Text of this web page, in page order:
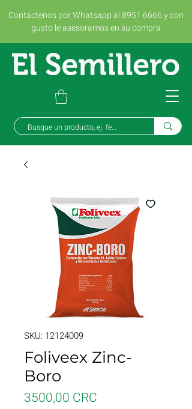
Contáctenos por Whatsapp al 8951 6666 y con
gusto le asesoramos en su compra
SKU: 12124009
Foliveex Zinc-
Boro
3500,00 CRC